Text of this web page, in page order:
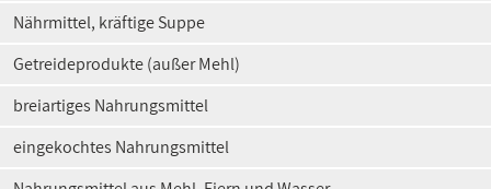
Nährmittel, kräftige Suppe
Getreideprodukte (außer Mehl)
breiartiges Nahrungsmittel
eingekochtes Nahrungsmittel